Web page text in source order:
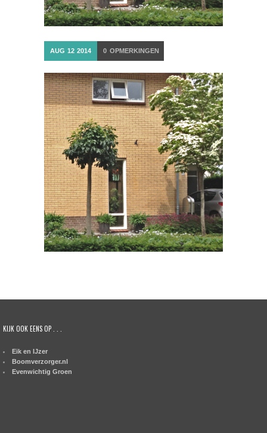
AUG 12 2014 0 OPMERKINGEN
KIJK OOK EENS OP . . .
Eik en IJzer
Boomverzorger.nl
Evenwichtig Groen